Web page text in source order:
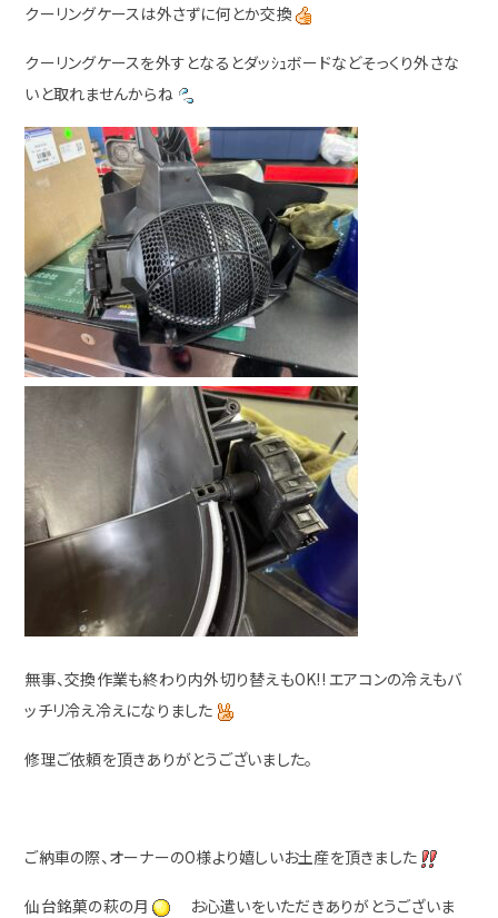
クーリングケースは外さずに何とか交換
クーリングケースを外すとなるとダッｼｭボードなどそっくり外さな
いと取れませんからね
無事、交換作業も終わり内外切り替えもOK!! エアコンの冷えもバ
ッチリ冷え冷えになりました
修理ご依頼を頂きありがとうございました。
ご納車の際、オーナーのO様より嬉しいお土産を頂きました
仙台銘菓の萩の月
お心遣いをいただきありがとうございま